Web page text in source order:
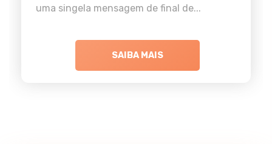
uma singela mensagem de final de...
SAIBA MAIS